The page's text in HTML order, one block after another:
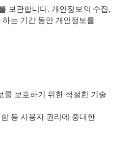
보관합니다. 개인정보의 수집,
는 기간 동안 개인정보를
를 보호하기 위한 적절한 기술
등 사용자 권리에 중대한